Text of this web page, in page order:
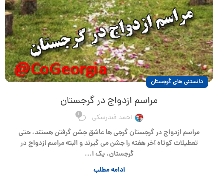
دانستنی های گرجستان
مراسم ازدواج در گرجستان
احمد فندرسکی 1
مراسم ازدواج در گرجستان گرجی ها عاشق جشن گرفتن هستند، حتی
تعطیلات کوتاه آخر هفته را جشن می گیرند و البته مراسم ازدواج در
گرجستان، یک ا...
ادامه مطلب